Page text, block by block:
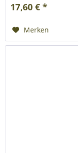
17,60 € *
Merken